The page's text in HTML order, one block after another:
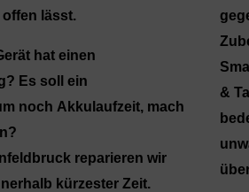
lässt.
hat einen
Es soll ein
noch Akkulaufzeit, mach
reparieren wir
kürzester Zeit.
&